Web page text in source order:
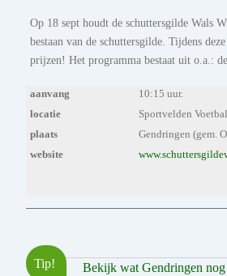
Op 18 sept houdt de schuttersgilde Wals
bestaan van de schuttersgilde. Tijdens
prijzen! Het programma bestaat uit o.a.:
aanvang
10:15 uur.
locatie
Sportvelden
plaats
Gendringen (gem.
website
Tip! Bekijk wat Gendringen nog